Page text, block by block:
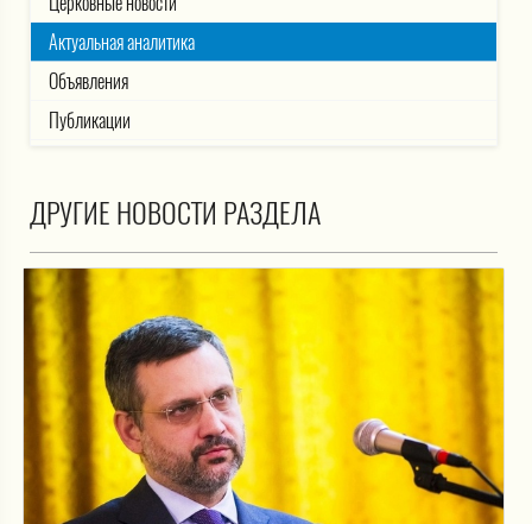
Актуальная аналитика
Объявления
Публикации
ДРУГИЕ НОВОСТИ РАЗДЕЛА